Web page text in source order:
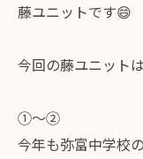
藤ユニットです😄
今回の藤ユニッ
①〜②
今年も弥富中学校